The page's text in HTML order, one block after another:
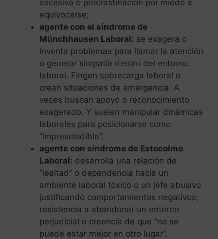
excesiva o procrastinación por miedo a
equivocarse;
agente con el síndrome de
Münchhausen Laboral: se exagera o
inventa problemas para llamar la atención
o generar simpatía dentro del entorno
laboral. Fingen sobrecarga laboral o
crean situaciones de emergencia. A
veces buscan apoyo o reconocimiento
exagerado. Y suelen manipular dinámicas
laborales para posicionarse como
“imprescindible”.
agente con síndrome de Estocolmo
Laboral: desarrolla una relación de
“lealtad” o dependencia hacia un
ambiente laboral tóxico o un jefe abusivo
justificando comportamientos negativos;
resistencia a abandonar un entorno
perjudicial o creencia de que “no se
puede estar mejor en otro lugar”.